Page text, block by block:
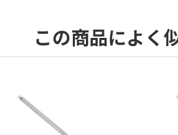
この商品によく